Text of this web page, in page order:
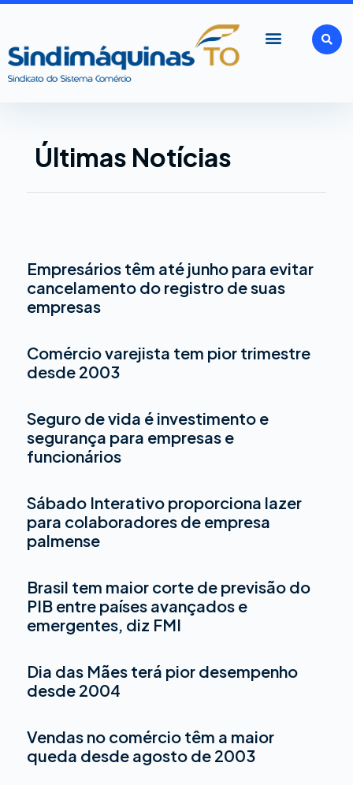
Ir
conteúdo
Últimas Notícias
Empresários têm até junho para evitar
cancelamento do registro de suas
empresas
Comércio varejista tem pior trimestre
desde 2003
Seguro de vida é investimento e
segurança para empresas e
funcionários
Sábado Interativo proporciona lazer
para colaboradores de empresa
palmense
Brasil tem maior corte de previsão do
PIB entre países avançados e
emergentes, diz FMI
Dia das Mães terá pior desempenho
desde 2004
Vendas no comércio têm a maior
queda desde agosto de 2003
PáginaPáginaPáginaPágina